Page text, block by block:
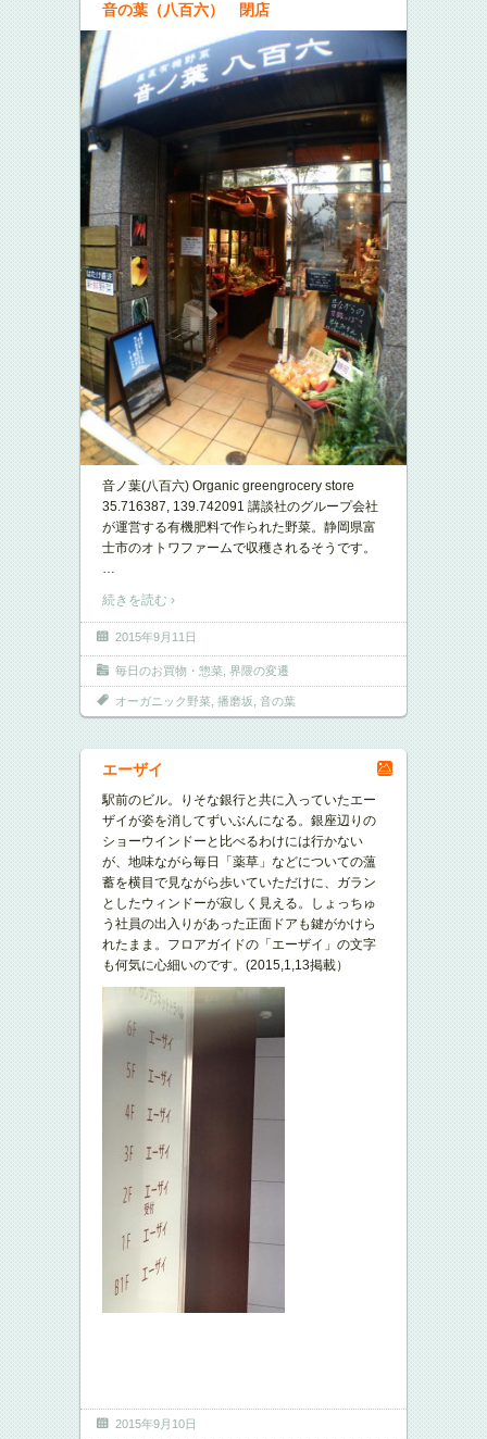
音の葉（八百六） 閉店
音ノ葉(八百六) Organic greengrocery store
35.716387, 139.742091 講談社のグループ会社
が運営する有機肥料で作られた野菜。静岡県富
士市のオトワファームで収穫されるそうです。
…
続きを読む ›
2015年9月11日
毎日のお買物・惣菜 界隈の変遷
オーガニック野菜 播磨坂 音の葉
エーザイ
駅前のビル。りそな銀行と共に入っていたエー
ザイが姿を消してずいぶんになる。銀座辺りの
ショーウインドーと比べるわけには行かない
が、地味ながら毎日「薬草」などについての薀
蓄を横目で見ながら歩いていただけに、ガラン
としたウィンドーが寂しく見える。しょっちゅ
う社員の出入りがあった正面ドアも鍵がかけら
れたまま。フロアガイドの「エーザイ」の文字
も何気に心細いのです。(2015,1,13掲載）
2015年9月10日